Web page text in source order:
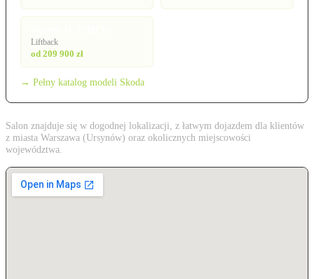
Liftback
od 209 900 zł
→ Pełny katalog modeli Skoda
Salon znajduje się w dogodnej lokalizacji, z łatwym dojazdem dla klientów
z miasta Warszawa (Ursynów) oraz okolicznych miejscowości
województwa.